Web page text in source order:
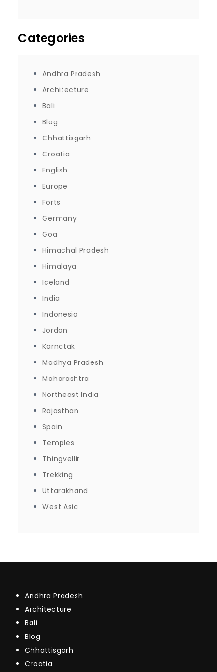
Categories
Andhra Pradesh
Architecture
Bali
Blog
Chhattisgarh
Croatia
English
Europe
Forts
Germany
Goa
Himachal Pradesh
Himalaya
Iceland
India
Indonesia
Jordan
Karnatak
Madhya Pradesh
Maharashtra
Northeast India
Rajasthan
Spain
Temples
Thingvellir
Trekking
Uttarakhand
West Asia
Andhra Pradesh
Architecture
Bali
Blog
Chhattisgarh
Croatia